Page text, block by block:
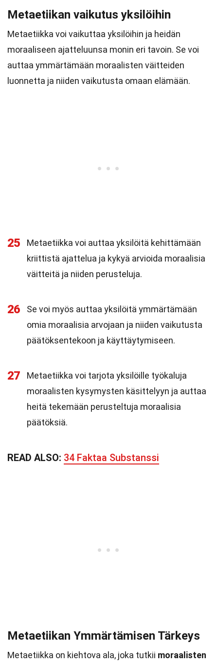
Metaetiikan vaikutus yksilöihin
Metaetiikka voi vaikuttaa yksilöihin ja heidän
moraaliseen ajatteluunsa monin eri tavoin. Se voi
auttaa ymmärtämään moraalisten väitteiden
luonnetta ja niiden vaikutusta omaan elämään.
25
Metaetiikka voi auttaa yksilöitä kehittämään
kriittistä ajattelua ja kykyä arvioida moraalisia
väitteitä ja niiden perusteluja.
26
Se voi myös auttaa yksilöitä ymmärtämään
omia moraalisia arvojaan ja niiden vaikutusta
päätöksentekoon ja käyttäytymiseen.
27
Metaetiikka voi tarjota yksilöille työkaluja
moraalisten kysymysten käsittelyyn ja auttaa
heitä tekemään perusteltuja moraalisia
päätöksiä.
READ ALSO: 34 Faktaa Substanssi
Metaetiikan Ymmärtämisen Tärkeys
Metaetiikka on kiehtova ala, joka tutkii moraalisten